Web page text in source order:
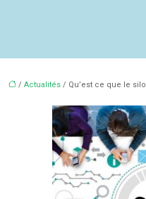
/ Actualités / Qu’est ce que le